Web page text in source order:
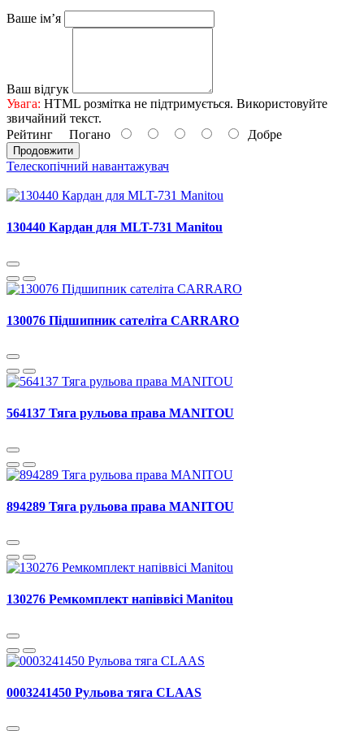
Ваше ім’я
Ваш відгук
Увага: HTML розмітка не підтримується. Використовуйте
звичайний текст.
Рейтинг Погано Добре
Продовжити
Телескопічний навантажувач
130440 Кардан для MLT-731 Manitou
130076 Підшипник сателіта CARRARO
564137 Тяга рульова права MANITOU
894289 Тяга рульова права MANITOU
130276 Ремкомплект напіввісі Manitou
0003241450 Рульова тяга CLAAS